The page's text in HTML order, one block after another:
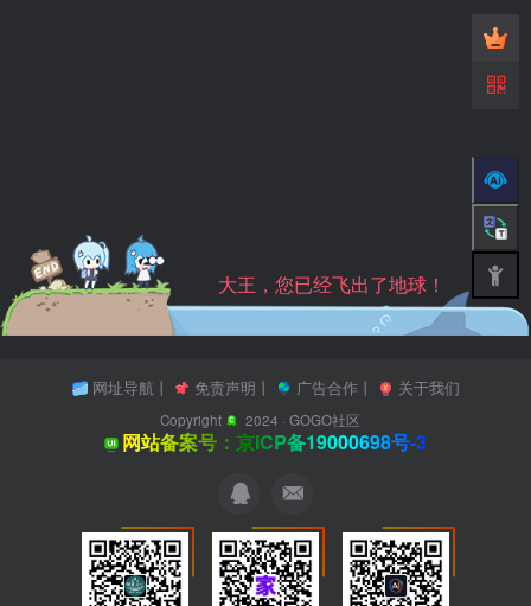
大王，您已经飞出了地球！
网址导航 丨 免责声明 丨 广告合作丨 关于我们
Copyright 2024 ·GOGO社区
网站备案号：京ICP备19000698号-3